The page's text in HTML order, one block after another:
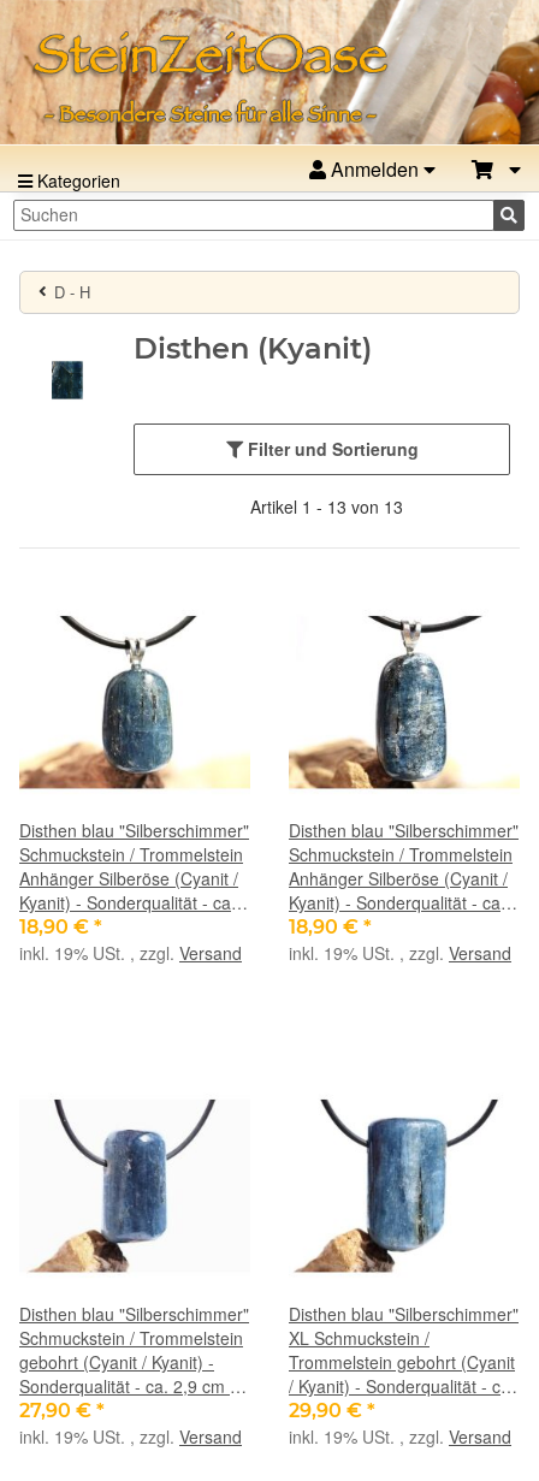
Kategorien Anmelden
D - H
Disthen (Kyanit)
Filter und Sortierung
Artikel 1 - 13 von 13
Disthen blau "Silberschimmer"
Schmuckstein / Trommelstein
Anhänger Silberöse (Cyanit /
Kyanit) - Sonderqualität - ca.
2,8 cm x 1,5 cm x 1,2 cm
18,90 € *
inkl. 19% USt. , zzgl. Versand
Disthen blau "Silberschimmer"
Schmuckstein / Trommelstein
Anhänger Silberöse (Cyanit /
Kyanit) - Sonderqualität - ca.
3,3 cm x 1,4 cm x 0,9 cm
18,90 € *
inkl. 19% USt. , zzgl. Versand
Disthen blau "Silberschimmer"
Schmuckstein / Trommelstein
gebohrt (Cyanit / Kyanit) -
Sonderqualität - ca. 2,9 cm x
1,7 cm x 1,5 cm
27,90 € *
inkl. 19% USt. , zzgl. Versand
Disthen blau "Silberschimmer"
XL Schmuckstein /
Trommelstein gebohrt (Cyanit
/ Kyanit) - Sonderqualität - ca.
3,5 cm x 2,1 cm x 1,2 cm
29,90 € *
inkl. 19% USt. , zzgl. Versand